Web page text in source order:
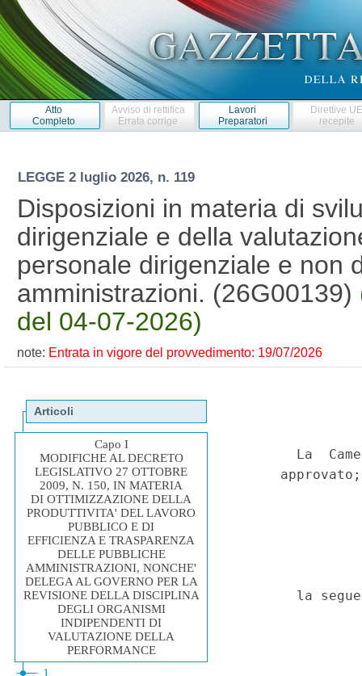
Atto
Completo
Avviso di rettifica
Errata corrige
Lavori
Preparatori
Direttive
recepite
LEGGE 2 luglio 2026, n. 119
Disposizioni in materia di
dirigenziale e della
personale dirigenziale e non
amministrazioni. (26G00139)
del 04-07-2026)
note: Entrata in vigore del provvedimento: 19/07/2026